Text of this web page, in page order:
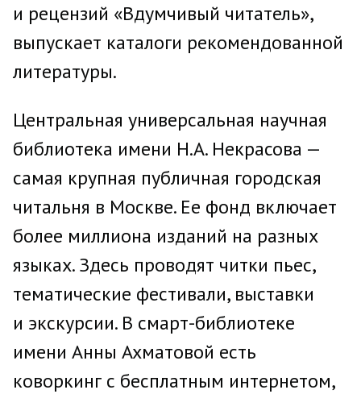
и рецензий «Вдумчивый читатель»,
выпускает каталоги рекомендованной
литературы.
Центральная универсальная научная
библиотека имени Н.А. Некрасова —
самая крупная публичная городская
читальня в Москве. Ее фонд включает
более миллиона изданий на разных
языках. Здесь проводят читки пьес,
тематические фестивали, выставки
и экскурсии. В смарт-библиотеке
имени Анны Ахматовой есть
коворкинг с бесплатным интернетом,